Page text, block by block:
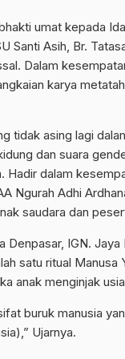
umat kepada
Santi Asih, Br.
Dalam
karya
tidak asing lagi
dan suara
dalam
Ngurah Adhi
saudara dan
IGN.
satu ritual Manusa
anak menginjak
buruk manusia
Ujarnya.